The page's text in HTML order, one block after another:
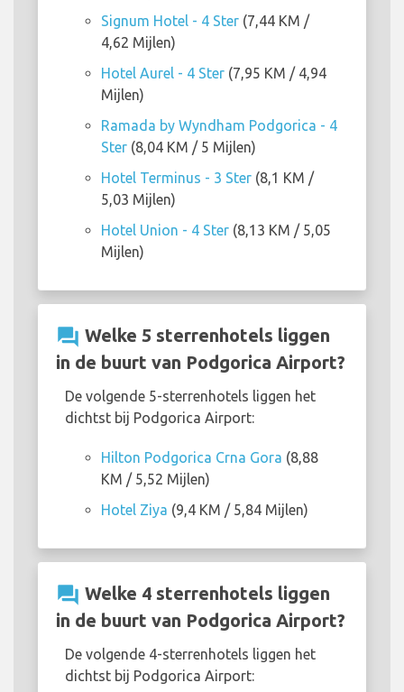
Signum Hotel - 4 Ster (7,44 KM /
4,62 Mijlen)
Hotel Aurel - 4 Ster (7,95 KM / 4,94
Mijlen)
Ramada by Wyndham Podgorica - 4
Ster (8,04 KM / 5 Mijlen)
Hotel Terminus - 3 Ster (8,1 KM /
5,03 Mijlen)
Hotel Union - 4 Ster (8,13 KM / 5,05
Mijlen)
question_answer Welke 5 sterrenhotels liggen
in de buurt van Podgorica Airport?
De volgende 5-sterrenhotels liggen het
dichtst bij Podgorica Airport:
Hilton Podgorica Crna Gora (8,88
KM / 5,52 Mijlen)
Hotel Ziya (9,4 KM / 5,84 Mijlen)
question_answer Welke 4 sterrenhotels liggen
in de buurt van Podgorica Airport?
De volgende 4-sterrenhotels liggen het
dichtst bij Podgorica Airport: